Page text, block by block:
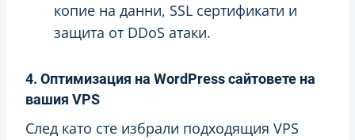
копие на данни, SSL сертификати и
защита от DDoS атаки.
4. Оптимизация на WordPress сайтовете на
вашия VPS
След като сте избрали подходящия VPS